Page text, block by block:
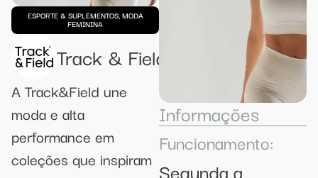
ESPORTE & SUPLEMENTOS, MODA
FEMININA
Track & Field
A Track&Field une
moda e alta
performance em
coleções que inspiram
Informações
Funcionamento:
Segunda a